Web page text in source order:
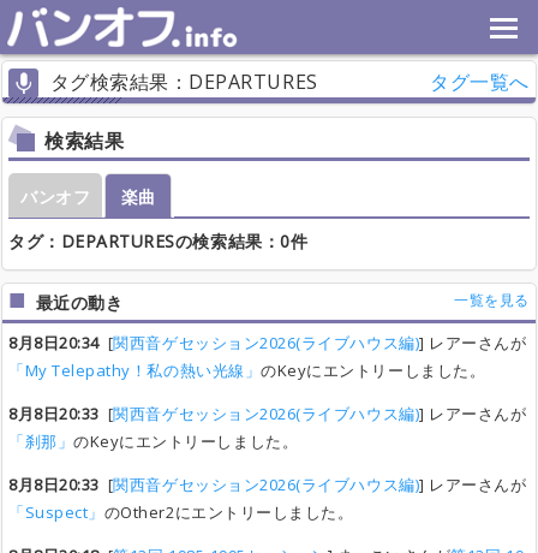
タグ検索結果：DEPARTURES タグ一覧へ
検索結果
バンオフ
楽曲
タグ：DEPARTURESの検索結果：0件
最近の動き 一覧を見る
8月8日20:34[関西音ゲセッション2026(ライブハウス編)] レアーさんが
「My Telepathy！私の熱い光線」のKeyにエントリーしました。
8月8日20:33 [関西音ゲセッション2026(ライブハウス編)] レアーさんが
「刹那」のKeyにエントリーしました。
8月8日20:33 [関西音ゲセッション2026(ライブハウス編)] レアーさんが
「Suspect」 のOther2にエントリーしました。